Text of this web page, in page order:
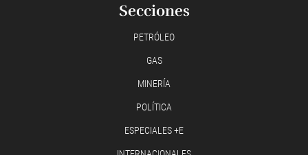
Secciones
PETRÓLEO
GAS
MINERÍA
POLÍTICA
ESPECIALES +E